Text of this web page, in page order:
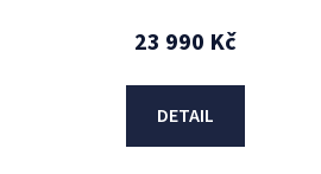
23 990 Kč
DETAIL